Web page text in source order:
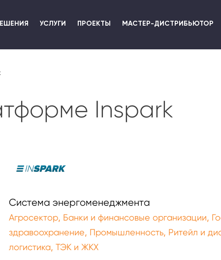
УСЛУГИ ПРОЕКТЫ МАСТЕР-ДИСТРИБЬЮТОР
Inspark
Система энергоменеджмента
Агросектор, Банки и финансовые организации,
здравоохранение, Промышленность, Ритейл и
логистика, ТЭК и ЖКХ